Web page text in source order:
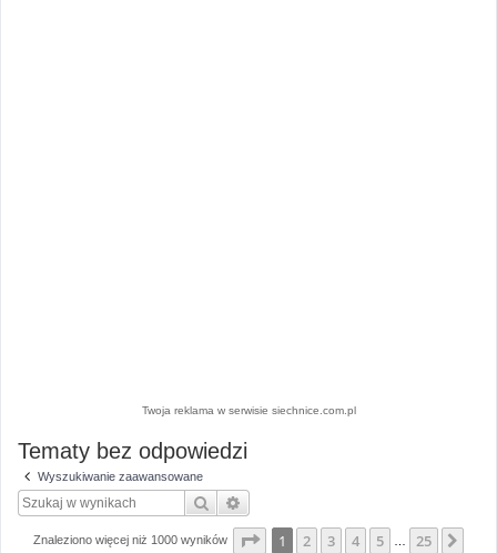
Twoja reklama w serwisie siechnice.com.pl
Tematy bez odpowiedzi
Wyszukiwanie zaawansowane
Szukaj
Znaleziono więcej niż 1000 wyników Strona z25
1 2 3 4 5 25